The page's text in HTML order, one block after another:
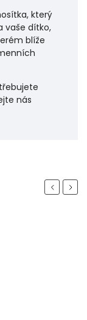
který
vaše dítko,
blíže
nás
Previous
Next